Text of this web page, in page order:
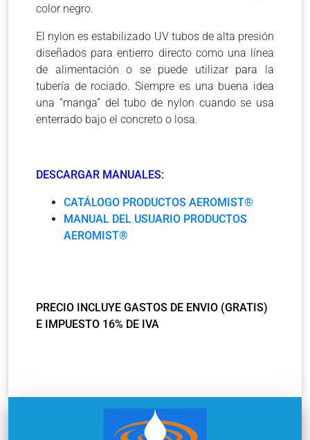
color negro.
El nylon es estabilizado UV tubos de alta presión
diseñados para entierro directo como una línea
de alimentación o se puede utilizar para la
tubería de rociado. Siempre es una buena idea
una “manga” del tubo de nylon cuando se usa
enterrado bajo el concreto o losa.
DESCARGAR MANUALES:
CATÁLOGO PRODUCTOS AEROMIST®
MANUAL DEL USUARIO PRODUCTOS
AEROMIST®
PRECIO INCLUYE GASTOS DE ENVIO (GRATIS)
E IMPUESTO 16% DE IVA